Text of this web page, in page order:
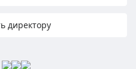
директору